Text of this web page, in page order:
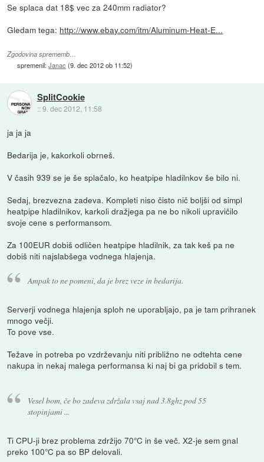
Se splaca dat 18$ vec za 240mm radiator?
Gledam tega: http://www.ebay.com/itm/Aluminum-Heat-E...
Zgodovina sprememb…
spremenil:Janac (9. dec 2012 ob 11:52)
SplitCookie
::9. dec 2012, 11:58
ja ja ja
Bedarija je, kakorkoli obrneš.
V časih 939 se je še splačalo, ko heatpipe hladilnkov še bilo ni.
Sedaj, brezvezna zadeva. Kompleti niso čisto nič boljši od simpl
heatpipe hladilnikov, karkoli dražjega pa ne bo nikoli upravičilo
svoje cene s performansom.
Za 100EUR dobiš odličen heatpipe hladilnik, za tak keš pa ne
dobiš niti najslabšega vodnega hlajenja.
Ampak to ne pomeni, da je brez veze in bedarija.
Serverji vodnega hlajenja sploh ne uporabljajo, pa je tam prihranek
mnogo večji.
To pove vse.
Težave in potreba po vzdrževanju niti približno ne odtehta cene
nakupa in nekaj malega performansa ki naj bi ga pridobil s tem.
Vesel bom, če bo zadeva zdržala vsaj nad 3.8ghz pod 55
stopinjami ...
Ti CPU-ji brez problema zdržijo 70°C in še več. X2-je sem gnal
preko 100°C pa so BP delovali.